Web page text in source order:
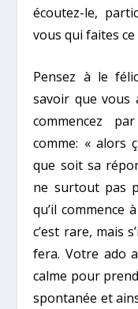
écoutez-le,
vous qui faites ce
Pensez à le
savoir que vous
commencez
comme: « alors
que soit sa
ne surtout pas
qu’il commence
c’est rare, mais
fera. Votre ado
calme pour
spontanée et